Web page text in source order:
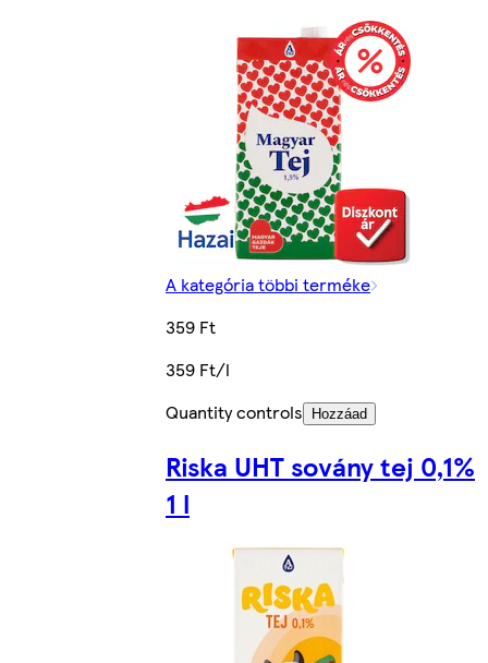
A kategória többi terméke
359 Ft
359 Ft/l
Quantity controls
Hozzáad
Riska UHT sovány tej 0,1%
1 l